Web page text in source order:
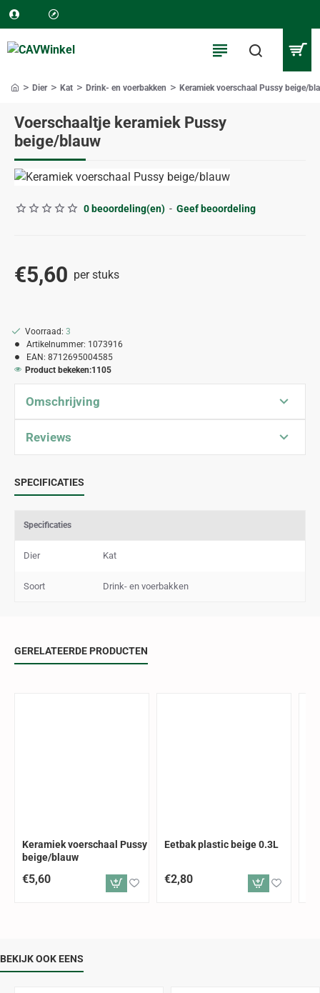
Voerschaaltje keramiek Pussy
beige/blauw
Dier Kat Drink- en voerbakken Keramiek voerschaal Pussy beige/
0 beoordeling(en) - Geef beoordeling
€5,60 per stuks
Voorraad: 3
Artikelnummer: 1073916
EAN: 8712695004585
Product bekeken:1105
Omschrijving
Reviews
SPECIFICATIES
Specificaties
Dier Kat
Soort Drink- en voerbakken
GERELATEERDE PRODUCTEN
Keramiek voerschaal Pussy
beige/blauw
€5,60
Eetbak plastic beige 0.3L
€2,80
BEKIJK OOK EENS